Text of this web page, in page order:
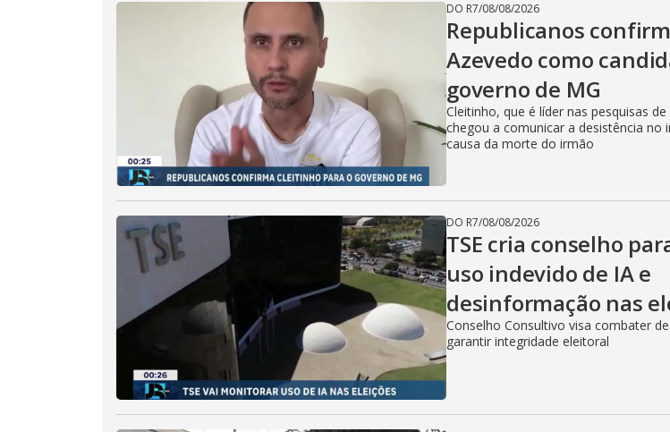
DO R7/08/08/2026
Republicanos
Azevedo como
governo de MG
Cleitinho, que é líder nas pesquisas
chegou a comunicar a desistência no
causa da morte do irmão
DO R7/08/08/2026
TSE cria conselho
uso indevido de IA e
desinformação nas
Conselho Consultivo visa combater
garantir integridade eleitoral